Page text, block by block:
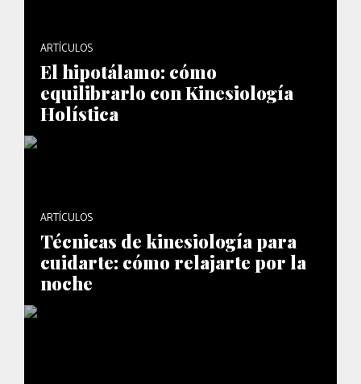
ARTÍCULOS
El hipotálamo: cómo
equilibrarlo con Kinesiología
Holística
ARTÍCULOS
Técnicas de kinesiología para
cuidarte: cómo relajarte por la
noche